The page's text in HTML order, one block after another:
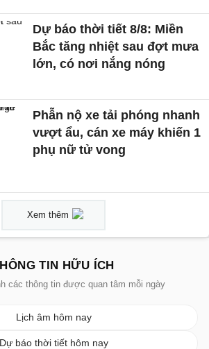
Dự báo thời tiết 8/8: Miền
Bắc tăng nhiệt sau đợt mưa
lớn, có nơi nắng nóng
Phẫn nộ xe tải phóng nhanh
vượt ẩu, cán xe máy khiến 1
phụ nữ tử vong
Xem thêm
TIN HỮU ÍCH
các thông tin được quan tâm mỗi ngày
Lịch âm hôm nay
Dự báo thời tiết hôm nay